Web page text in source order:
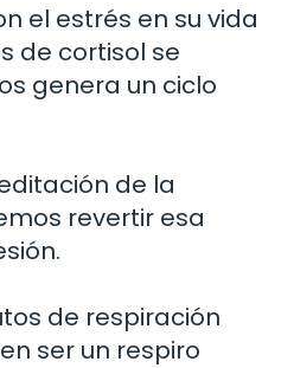
el estrés en su vida
de cortisol se
genera un ciclo
de la
revertir esa
de respiración
ser un respiro